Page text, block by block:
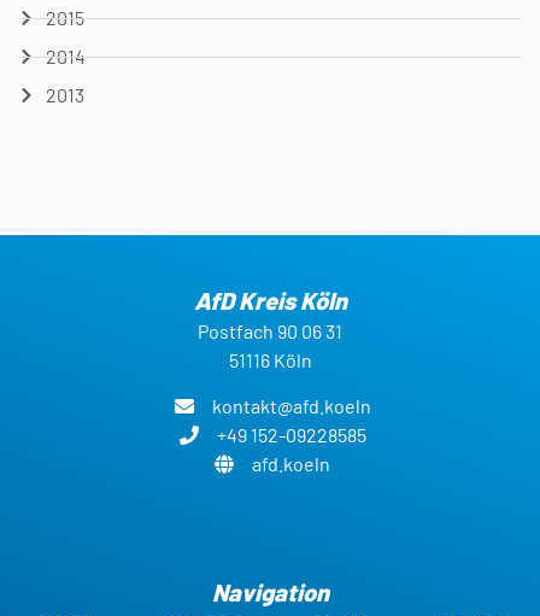
2015
2014
2013
AfD Kreis Köln
Postfach 90 06 31
51116 Köln
kontakt@afd.koeln
+49 152-09228585
afd.koeln
Navigation